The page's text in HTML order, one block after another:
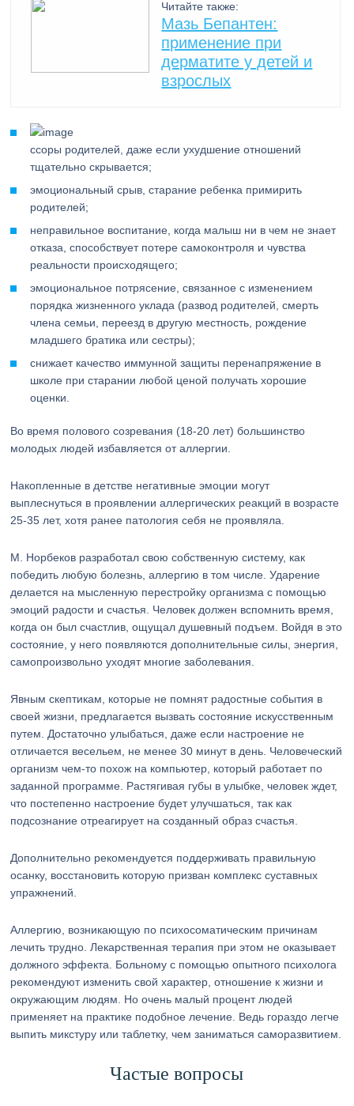
Читайте также:
Мазь Бепантен:
применение при
дерматите у детей и
взрослых
ссоры родителей, даже если ухудшение отношений
тщательно скрывается;
эмоциональный срыв, старание ребенка примирить
родителей;
неправильное воспитание, когда малыш ни в чем не знает
отказа, способствует потере самоконтроля и чувства
реальности происходящего;
эмоциональное потрясение, связанное с изменением
порядка жизненного уклада (развод родителей, смерть
члена семьи, переезд в другую местность, рождение
младшего братика или сестры);
снижает качество иммунной защиты перенапряжение в
школе при старании любой ценой получать хорошие
оценки.
Во время полового созревания (18-20 лет) большинство
молодых людей избавляется от аллергии.
Накопленные в детстве негативные эмоции могут
выплеснуться в проявлении аллергических реакций в возрасте
25-35 лет, хотя ранее патология себя не проявляла.
М. Норбеков разработал свою собственную систему, как
победить любую болезнь, аллергию в том числе. Ударение
делается на мысленную перестройку организма с помощью
эмоций радости и счастья. Человек должен вспомнить время,
когда он был счастлив, ощущал душевный подъем. Войдя в это
состояние, у него появляются дополнительные силы, энергия,
самопроизвольно уходят многие заболевания.
Явным скептикам, которые не помнят радостные события в
своей жизни, предлагается вызвать состояние искусственным
путем. Достаточно улыбаться, даже если настроение не
отличается весельем, не менее 30 минут в день. Человеческий
организм чем-то похож на компьютер, который работает по
заданной программе. Растягивая губы в улыбке, человек ждет,
что постепенно настроение будет улучшаться, так как
подсознание отреагирует на созданный образ счастья.
Дополнительно рекомендуется поддерживать правильную
осанку, восстановить которую призван комплекс суставных
упражнений.
Аллергию, возникающую по психосоматическим причинам
лечить трудно. Лекарственная терапия при этом не оказывает
должного эффекта. Больному с помощью опытного психолога
рекомендуют изменить свой характер, отношение к жизни и
окружающим людям. Но очень малый процент людей
применяет на практике подобное лечение. Ведь гораздо легче
выпить микстуру или таблетку, чем заниматься саморазвитием.
Частые вопросы